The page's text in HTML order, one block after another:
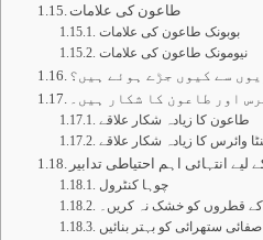
طاعون کی علامات
بوبونک طاعون کی علامات
نیومونک طاعون کی علامات
سے کیوں جڑے ہوئے ہیں؟
اور طاعون کا شکار ہیں۔
طاعون کا زیادہ شکار علاقے
وائرس کا زیادہ شکار علاقے
انتہائی اہم احتیاطی تدابیر
چوہا کنٹرول
قطروں کو خشک نہ کریں۔
صفائی ستھرائی کو بہتر بنائیں